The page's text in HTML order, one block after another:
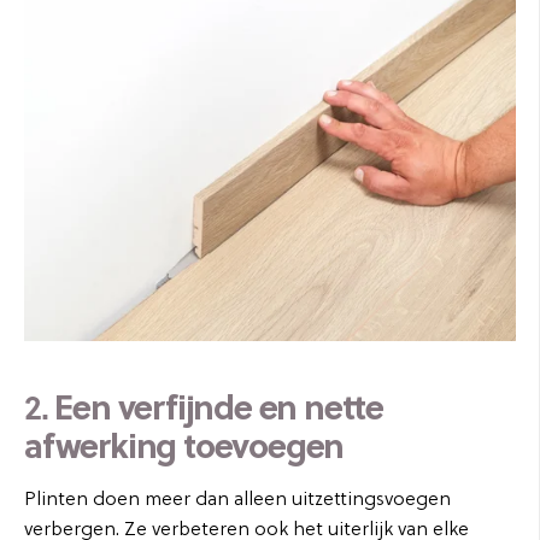
2. Een verfijnde en nette
afwerking toevoegen
Plinten doen meer dan alleen uitzettingsvoegen
verbergen. Ze verbeteren ook het uiterlijk van elke